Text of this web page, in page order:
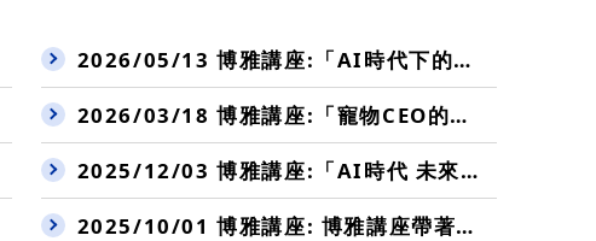
2026/05/13 博雅講座:「AI時代下的廣達創新變革」
2026/03/18 博雅講座:「寵物CEO的打怪升級之路」
2025/12/03 博雅講座:「AI時代 未來人才」
2025/10/01 博雅講座: 博雅講座帶著你,在生涯的轉彎處重開機!